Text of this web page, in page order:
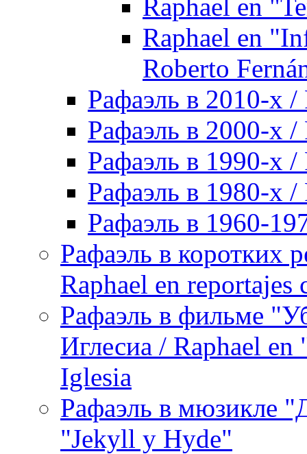
Raphael en
Raphael en
Roberto
Рафаэль в 2010-х /
Рафаэль в 2000-х /
Рафаэль в 1990-х /
Рафаэль в 1980-х /
Рафаэль в 1960-
Рафаэль в коротких
Raphael en reportajes
Рафаэль в фильме
Иглесиа / Raphael
Iglesia
Рафаэль в мюзикле
"Jekyll y Hyde"